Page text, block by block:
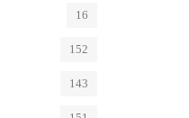
16
152
143